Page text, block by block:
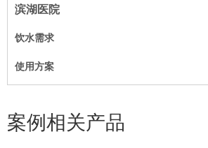
滨湖医院
饮水需求
使用方案
案例相关产品